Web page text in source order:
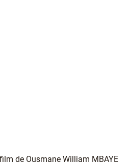
de Ousmane William MBAYE